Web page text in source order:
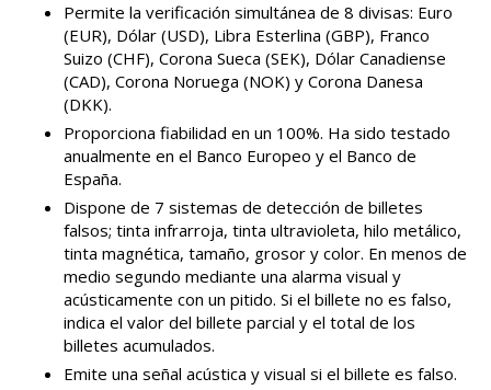
Permite la verificación simultánea de 8 divisas: Euro
(EUR), Dólar (USD), Libra Esterlina (GBP), Franco
Suizo (CHF), Corona Sueca (SEK), Dólar Canadiense
(CAD), Corona Noruega (NOK) y Corona Danesa
(DKK).
Proporciona fiabilidad en un 100%. Ha sido testado
anualmente en el Banco Europeo y el Banco de
España.
Dispone de 7 sistemas de detección de billetes
falsos; tinta infrarroja, tinta ultravioleta, hilo metálico,
tinta magnética, tamaño, grosor y color. En menos de
medio segundo mediante una alarma visual y
acústicamente con un pitido. Si el billete no es falso,
indica el valor del billete parcial y el total de los
billetes acumulados.
Emite una señal acústica y visual si el billete es falso.